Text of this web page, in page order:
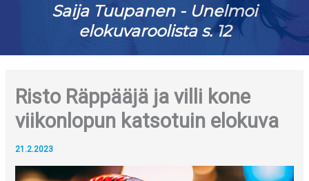
Saija Tuupanen - Unelmoi
elokuvaroolista s. 12
Risto Räppääjä ja villi kone
viikonlopun katsotuin elokuva
21.2.2023